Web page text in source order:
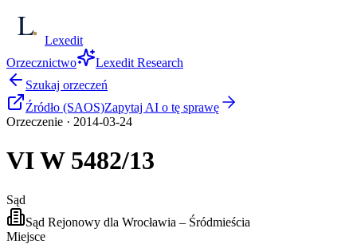
Lexedit
Orzecznictwo
Lexedit Research
Szukaj orzeczeń
Źródło (SAOS)Zapytaj AI o tę sprawę
Orzeczenie · 2014-03-24
VI W 5482/13
Sąd
Sąd Rejonowy dla Wrocławia – Śródmieścia
Miejsce